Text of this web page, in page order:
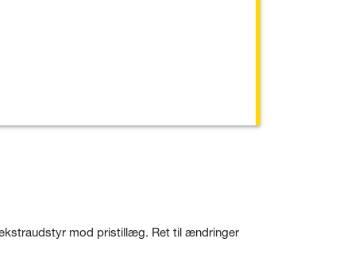
mod pristillæg. Ret til ændringer